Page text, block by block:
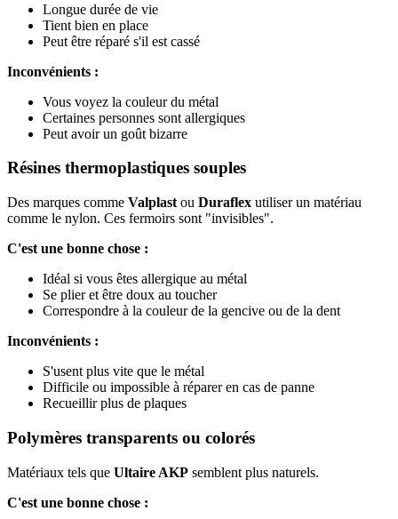
Longue durée de vie
Tient bien en place
Peut être réparé s'il est cassé
Inconvénients :
Vous voyez la couleur du métal
Certaines personnes sont allergiques
Peut avoir un goût bizarre
Résines thermoplastiques souples
Des marques comme Valplast ou Duraflex utiliser un matériau
comme le nylon. Ces fermoirs sont "invisibles".
C'est une bonne chose :
Idéal si vous êtes allergique au métal
Se plier et être doux au toucher
Correspondre à la couleur de la gencive ou de la dent
Inconvénients :
S'usent plus vite que le métal
Difficile ou impossible à réparer en cas de panne
Recueillir plus de plaques
Polymères transparents ou colorés
Matériaux tels que Ultaire AKP semblent plus naturels.
C'est une bonne chose :